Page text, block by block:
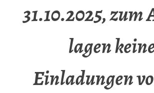
31.10.2025, zum
lagen
Einladungen